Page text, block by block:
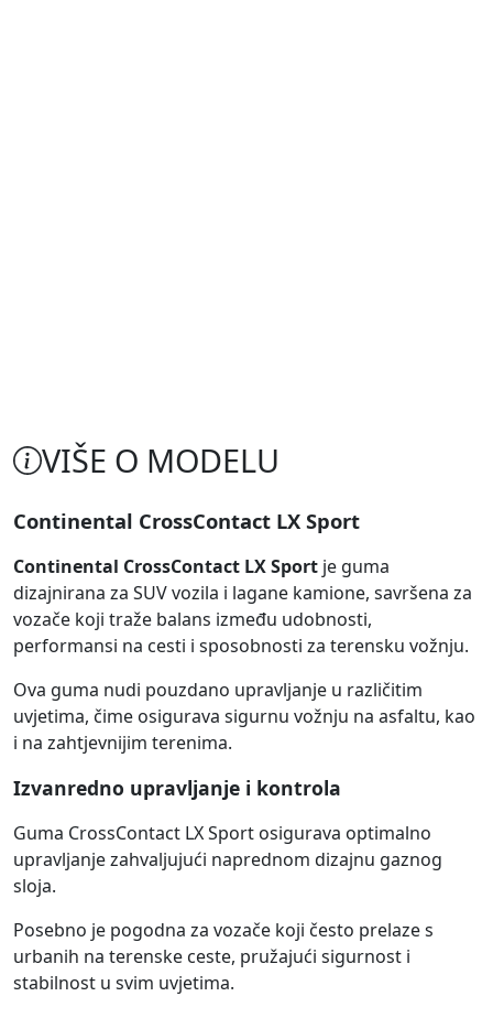
VIŠE O MODELU
Continental CrossContact LX Sport
Continental CrossContact LX Sport je guma
dizajnirana za SUV vozila i lagane kamione, savršena za
vozače koji traže balans između udobnosti,
performansi na cesti i sposobnosti za terensku vožnju.
Ova guma nudi pouzdano upravljanje u različitim
uvjetima, čime osigurava sigurnu vožnju na asfaltu, kao
i na zahtjevnijim terenima.
Izvanredno upravljanje i kontrola
Guma CrossContact LX Sport osigurava optimalno
upravljanje zahvaljujući naprednom dizajnu gaznog
sloja.
Posebno je pogodna za vozače koji često prelaze s
urbanih na terenske ceste, pružajući sigurnost i
stabilnost u svim uvjetima.